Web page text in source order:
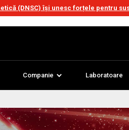
(DNSC) își unesc forțele pentru
Companie Laboratoare